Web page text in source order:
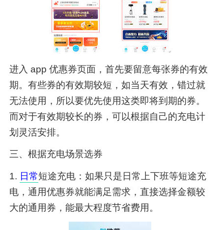
进入 app 优惠券页面，首先要留意每张券的有效
期。有些券的有效期较短，如当天有效，错过就
无法使用，所以要优先使用这类即将到期的券。
而对于有效期较长的券，可以根据自己的充电计
划灵活安排。
三、根据充电场景选券
1. 日常短途充电：如果只是日常上下班等短途充
电，通用优惠券就能满足需求，直接选择金额较
大的通用券，能最大程度节省费用。